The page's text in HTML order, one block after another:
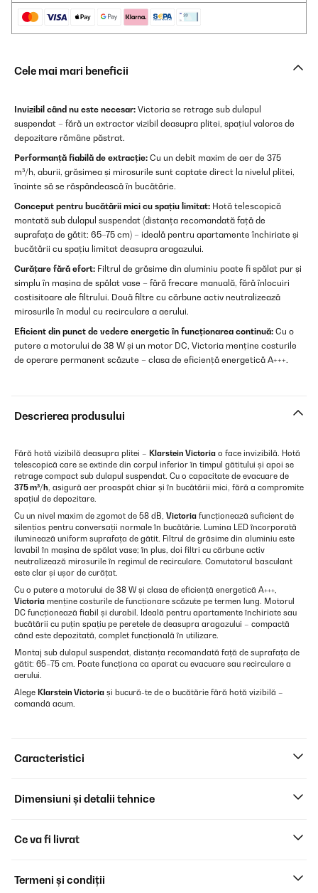
Cele mai mari beneficii
Invizibil când nu este necesar: Victoria se retrage sub dulapul
suspendat – fără un extractor vizibil deasupra plitei, spațiul valoros de
depozitare rămâne păstrat.
Performanță fiabilă de extracție: Cu un debit maxim de aer de 375
m³/h, aburii, grăsimea și mirosurile sunt captate direct la nivelul plitei,
înainte să se răspândească în bucătărie.
Conceput pentru bucătării mici cu spațiu limitat: Hotă telescopică
montată sub dulapul suspendat (distanța recomandată față de
suprafața de gătit: 65–75 cm) – ideală pentru apartamente închiriate și
bucătării cu spațiu limitat deasupra aragazului.
Curățare fără efort: Filtrul de grăsime din aluminiu poate fi spălat pur și
simplu în mașina de spălat vase – fără frecare manuală, fără înlocuiri
costisitoare ale filtrului. Două filtre cu cărbune activ neutralizează
mirosurile în modul cu recirculare a aerului.
Eficient din punct de vedere energetic în funcționarea continuă: Cu o
putere a motorului de 38 W și un motor DC, Victoria menține costurile
de operare permanent scăzute – clasa de eficiență energetică A+++.
Descrierea produsului
Fără hotă vizibilă deasupra plitei – Klarstein Victoria o face invizibilă. Hotă
telescopică care se extinde din corpul inferior în timpul gătitului și apoi se
retrage compact sub dulapul suspendat. Cu o capacitate de evacuare de
375 m³/h, asigură aer proaspăt chiar și în bucătării mici, fără a compromite
spațiul de depozitare.
Cu un nivel maxim de zgomot de 58 dB, Victoria funcționează suficient de
silențios pentru conversații normale în bucătărie. Lumina LED încorporată
iluminează uniform suprafața de gătit. Filtrul de grăsime din aluminiu este
lavabil în mașina de spălat vase; în plus, doi filtri cu cărbune activ
neutralizează mirosurile în regimul de recirculare. Comutatorul basculant
este clar și ușor de curățat.
Cu o putere a motorului de 38 W și clasa de eficiență energetică A+++,
Victoria menține costurile de funcționare scăzute pe termen lung. Motorul
DC funcționează fiabil și durabil. Ideală pentru apartamente închiriate sau
bucătării cu puțin spațiu pe peretele de deasupra aragazului – compactă
când este depozitată, complet funcțională în utilizare.
Montaj sub dulapul suspendat, distanța recomandată față de suprafața de
gătit: 65–75 cm. Poate funcționa ca aparat cu evacuare sau recirculare a
aerului.
Alege Klarstein Victoria și bucură-te de o bucătărie fără hotă vizibilă –
comandă acum.
Caracteristici
Dimensiuni și detalii tehnice
Ce va fi livrat
Termeni și condiții